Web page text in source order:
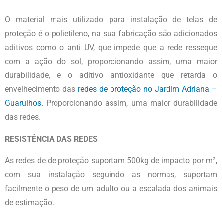
O material mais utilizado para instalação de telas de
proteção é o polietileno, na sua fabricação são adicionados
aditivos como o anti UV, que impede que a rede resseque
com a ação do sol, proporcionando assim, uma maior
durabilidade, e o aditivo antioxidante que retarda o
envelhecimento das redes de proteção no Jardim Adriana –
Guarulhos. Proporcionando assim, uma maior durabilidade
das redes.
RESISTÊNCIA DAS REDES
As redes de de proteção suportam 500kg de impacto por m²,
com sua instalação seguindo as normas, suportam
facilmente o peso de um adulto ou a escalada dos animais
de estimação.